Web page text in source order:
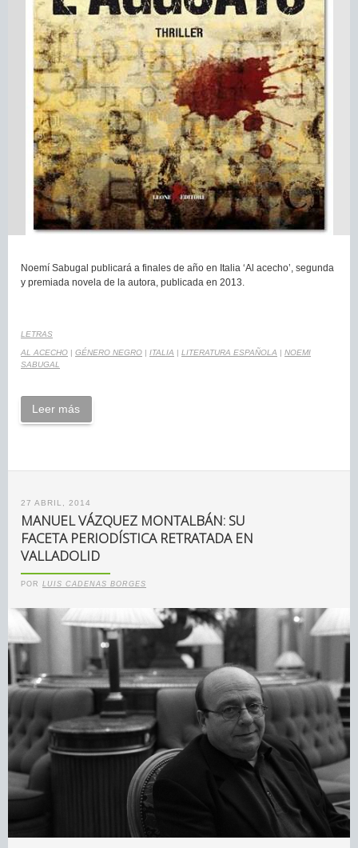
Noemí Sabugal publicará a finales de año en Italia ‘Al acecho’, segunda
y premiada novela de la autora, publicada en 2013.
LETRAS
AL ACECHO GÉNERO NEGRO ITALIA LITERATURA ESPAÑOLA
NOEMI
SABUGAL
Leer más
27 ABRIL, 2014
MANUEL VÁZQUEZ MONTALBÁN: SU
FACETA PERIODÍSTICA RETRATADA EN
VALLADOLID
POR LUIS CADENAS BORGES